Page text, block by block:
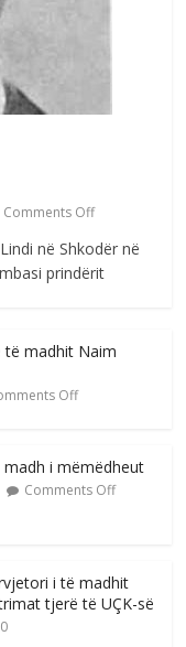
Off
Comments Off
në Shkodër në
prindërit
madhit Naim
Off
madh i mëmëdheut
Comments Off
i të madhit
tjerë të UÇK-së
0